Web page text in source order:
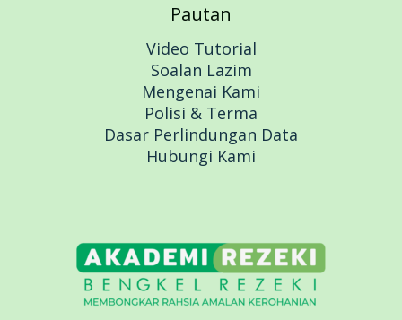
Pautan
Video Tutorial
Soalan Lazim
Mengenai Kami
Polisi & Terma
Dasar Perlindungan Data
Hubungi Kami